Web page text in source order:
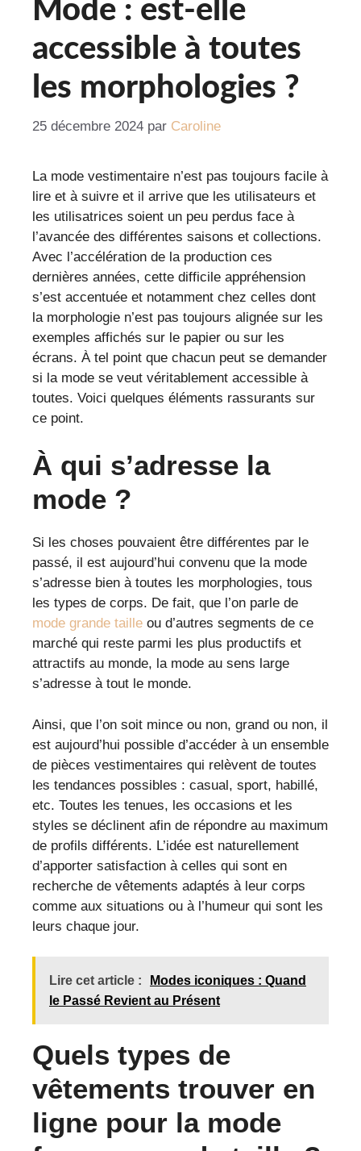
Mode : est-elle
accessible à toutes
les morphologies ?
25 décembre 2024 par Caroline
La mode vestimentaire n’est pas toujours facile à
lire et à suivre et il arrive que les utilisateurs et
les utilisatrices soient un peu perdus face à
l’avancée des différentes saisons et collections.
Avec l’accélération de la production ces
dernières années, cette difficile appréhension
s’est accentuée et notamment chez celles dont
la morphologie n’est pas toujours alignée sur les
exemples affichés sur le papier ou sur les
écrans. À tel point que chacun peut se demander
si la mode se veut véritablement accessible à
toutes. Voici quelques éléments rassurants sur
ce point.
À qui s’adresse la
mode ?
Si les choses pouvaient être différentes par le
passé, il est aujourd’hui convenu que la mode
s’adresse bien à toutes les morphologies, tous
les types de corps. De fait, que l’on parle de
mode grande taille ou d’autres segments de ce
marché qui reste parmi les plus productifs et
attractifs au monde, la mode au sens large
s’adresse à tout le monde.
Ainsi, que l’on soit mince ou non, grand ou non, il
est aujourd’hui possible d’accéder à un ensemble
de pièces vestimentaires qui relèvent de toutes
les tendances possibles : casual, sport, habillé,
etc. Toutes les tenues, les occasions et les
styles se déclinent afin de répondre au maximum
de profils différents. L’idée est naturellement
d’apporter satisfaction à celles qui sont en
recherche de vêtements adaptés à leur corps
comme aux situations ou à l’humeur qui sont les
leurs chaque jour.
Lire cet article :
Modes iconiques : Quand
le Passé Revient au Présent
Quels types de
vêtements trouver en
ligne pour la mode